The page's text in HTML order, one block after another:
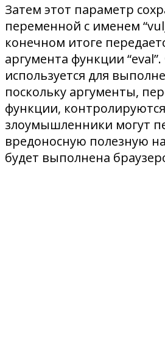
Затем этот параметр
переменной с именем
конечном итоге
аргумента функции
используется для
поскольку аргументы,
функции,
злоумышленники могут
вредоносную полезную
будет выполнена